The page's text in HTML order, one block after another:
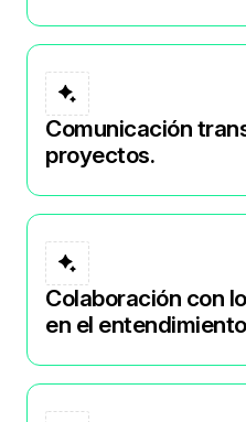
Comunicación
proyectos.
Colaboración con
en el